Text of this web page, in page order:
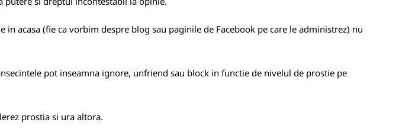
acasa (fie ca vorbim despre blog sau paginile de Facebook pe care le administrez) nu
pot inseamna ignore, unfriend sau block in functie de nivelul de prostie pe
prostia si ura altora.